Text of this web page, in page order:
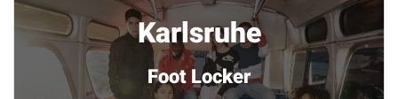
Karlsruhe
Foot Locker